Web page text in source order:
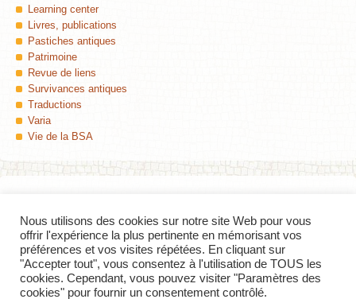
Learning center
Livres, publications
Pastiches antiques
Patrimoine
Revue de liens
Survivances antiques
Traductions
Varia
Vie de la BSA
Colophon
Insula, Le blog de la Bibliothèque des Sciences de l'Antiquité (Université de
Lille) — ISSN 2427-8297
Contact—Flux RSS des billets—Derniers commentaires
Nous utilisons des cookies sur notre site Web pour vous
offrir l'expérience la plus pertinente en mémorisant vos
préférences et vos visites répétées. En cliquant sur
"Accepter tout", vous consentez à l'utilisation de TOUS les
cookies. Cependant, vous pouvez visiter "Paramètres des
cookies" pour fournir un consentement contrôlé.